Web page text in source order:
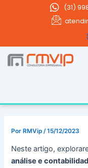
(31)
PorRMVip /15/12/2023
Neste artigo,
análise e